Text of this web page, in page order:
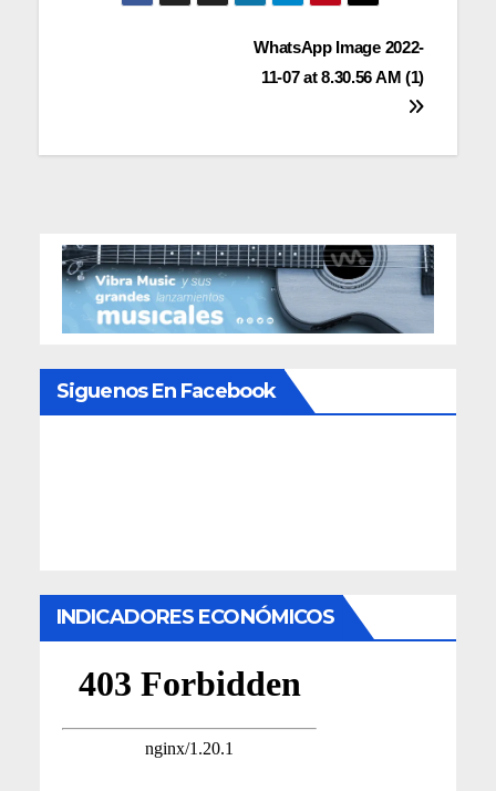
Navegación
entradas
WhatsApp Image 2022-
11-07 at 8.30.56 AM (1)
Siguenos En Facebook
INDICADORES ECONÓMICOS